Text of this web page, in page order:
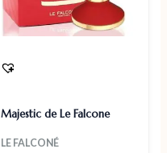
Majestic de Le Falcone
LE FALCONÉ